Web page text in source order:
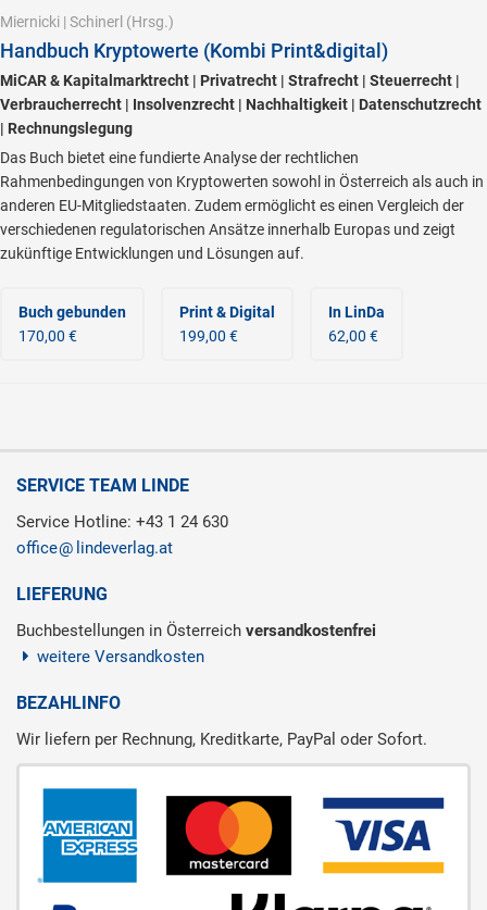
Miernicki | Schinerl (Hrsg.)
Handbuch Kryptowerte (Kombi Print&digital)
MiCAR & Kapitalmarktrecht | Privatrecht | Strafrecht | Steuerrecht |
Verbraucherrecht | Insolvenzrecht | Nachhaltigkeit | Datenschutzrecht
| Rechnungslegung
Das Buch bietet eine fundierte Analyse der rechtlichen
Rahmenbedingungen von Kryptowerten sowohl in Österreich als auch in
anderen EU-Mitgliedstaaten. Zudem ermöglicht es einen Vergleich der
verschiedenen regulatorischen Ansätze innerhalb Europas und zeigt
zukünftige Entwicklungen und Lösungen auf.
Buch gebunden
170,00 €
Print & Digital
199,00 €
In LinDa
62,00 €
SERVICE TEAM LINDE
Service Hotline: +43 1 24 630
office
lindeverlag.at
LIEFERUNG
Buchbestellungen in Österreich versandkostenfrei
weitere Versandkosten
BEZAHLINFO
Wir liefern per Rechnung, Kreditkarte, PayPal oder Sofort.